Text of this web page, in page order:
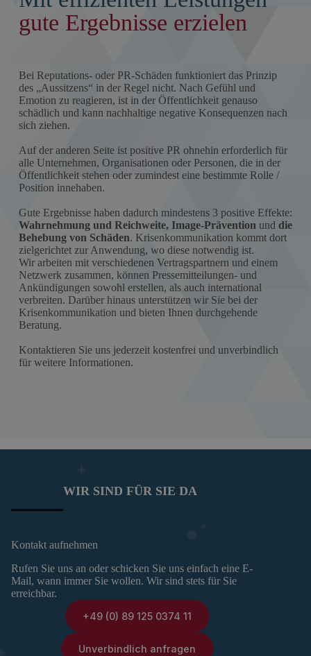
gute Ergebnisse erzielen
Bei Reputations- oder PR-Schäden funktioniert das Prinzip
des „Aussitzens“ in der Regel nicht. Nach Gefühl und
Emotion zu reagieren, ist in der Öffentlichkeit genauso
schädlich und kann nachhaltige negative Konsequenzen nach
sich ziehen.
Auf der anderen Seite ist positive PR ohnehin erforderlich für
alle Unternehmen, Organisationen oder Personen, die in der
Öffentlichkeit stehen oder zumindest eine bestimmte Rolle /
Position innehaben.
Gute Ergebnisse haben dadurch mindestens 3 positive Effekte:
Wahrnehmung und Reichweite, Image-Prävention und die
Behebung von Schäden. Krisenkommunikation kommt dort
zielgerichtet zur Anwendung, wo diese notwendig ist.
Wir arbeiten mit verschiedenen Vertragspartnern und einem
Netzwerk zusammen, können Pressemitteilungen- und
Ankündigungen sowohl erstellen, als auch international
verbreiten. Darüber hinaus unterstützen wir Sie bei der
Krisenkommunikation und bieten Ihnen durchgehende
Beratung.
Kontaktieren Sie uns jederzeit kostenfrei und unverbindlich
für weitere Informationen.
WIR SIND FÜR SIE DA
Kontakt aufnehmen
Rufen Sie uns an oder schicken Sie uns einfach eine E-
Mail, wann immer Sie wollen. Wir sind stets für Sie
erreichbar.
+49 (0) 89 125 0374 11
Unverbindlich anfragen